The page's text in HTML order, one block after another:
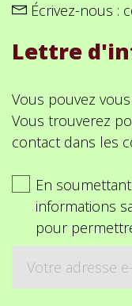
Écrivez-nous :
Lettre
Vous pouvez
Vous trouverez
contact dans les
En
informations
pour